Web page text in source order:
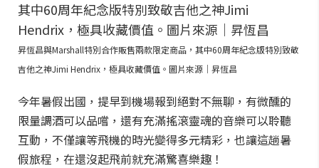
昇恆昌與Marshall特別合作販售兩款限定商品，其中60周年紀念版特別致敬
吉他之神Jimi Hendrix，極具收藏價值。圖片來源｜昇恆昌
今年暑假出國，提早到機場報到絕對不無聊，有微醺的
限量調酒可以品嚐，還有充滿搖滾靈魂的音樂可以聆聽
互動，不僅讓等飛機的時光變得多元精彩，也讓這趟暑
假旅程，在還沒起飛前就充滿驚喜樂趣！